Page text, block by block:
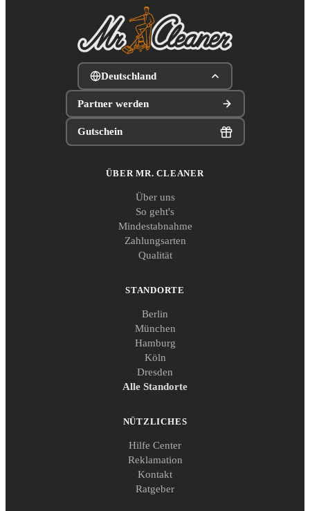
Deutschland
Partner werden
Gutschein
ÜBER MR. CLEANER
Über uns
So geht's
Mindestabnahme
Zahlungsarten
Qualität
STANDORTE
Berlin
München
Hamburg
Köln
Dresden
Alle Standorte
NÜTZLICHES
Hilfe Center
Reklamation
Kontakt
Ratgeber